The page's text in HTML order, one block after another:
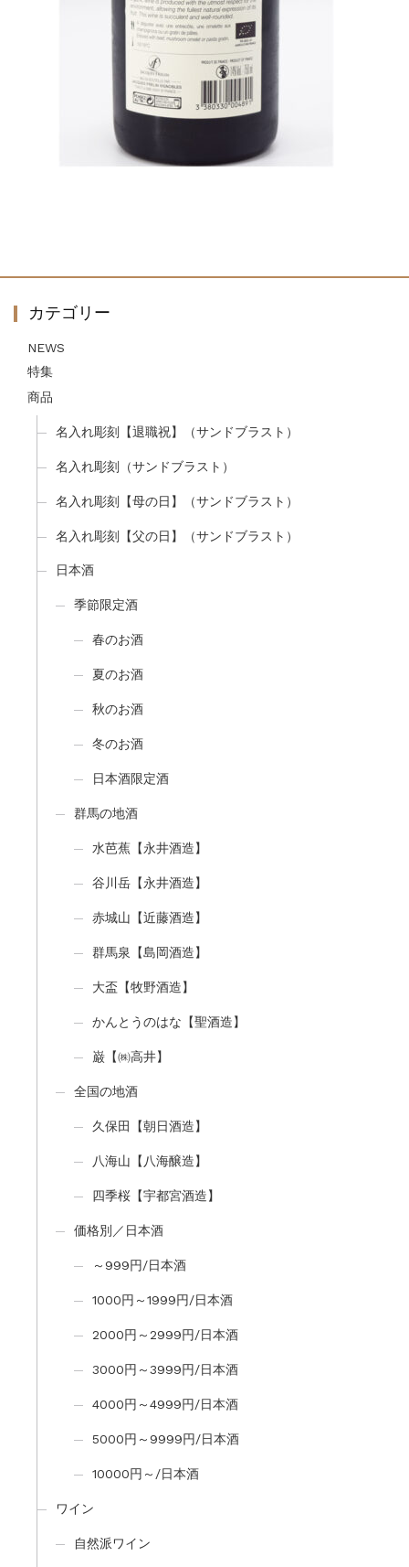
カテゴリー
NEWS
特集
商品
名入れ彫刻【退職祝】（サンドブラスト）
名入れ彫刻（サンドブラスト）
名入れ彫刻【母の日】（サンドブラスト）
名入れ彫刻【父の日】（サンドブラスト）
日本酒
季節限定酒
春のお酒
夏のお酒
秋のお酒
冬のお酒
日本酒限定酒
群馬の地酒
水芭蕉【永井酒造】
谷川岳【永井酒造】
赤城山【近藤酒造】
群馬泉【島岡酒造】
大盃【牧野酒造】
かんとうのはな【聖酒造】
巌【㈱高井】
全国の地酒
久保田【朝日酒造】
八海山【八海醸造】
四季桜【宇都宮酒造】
価格別／日本酒
～999円/日本酒
1000円～1999円/日本酒
2000円～2999円/日本酒
3000円～3999円/日本酒
4000円～4999円/日本酒
5000円～9999円/日本酒
10000円～/日本酒
ワイン
自然派ワイン